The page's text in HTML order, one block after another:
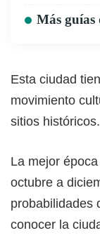
Más guías
Esta ciudad
movimiento
sitios históricos.
La mejor
octubre a
probabilidades
conocer la